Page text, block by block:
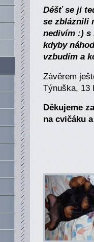
Déšť se ji
se zbláznili
nedivím :) s
kdyby
vzbudím a
Závěrem
Týnuška, 13
Děkujeme
na cvičáku